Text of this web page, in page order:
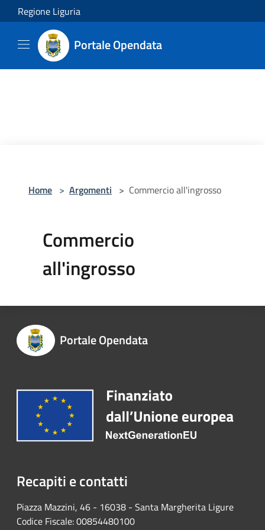
Salta al contenuto principale
Regione Liguria
Portale Opendata
Home > Argomenti > Commercio all'ingrosso
Commercio
all'ingrosso
Portale Opendata
Recapiti e contatti
Piazza Mazzini, 46 - 16038 - Santa Margherita Ligure
Codice Fiscale: 00854480100